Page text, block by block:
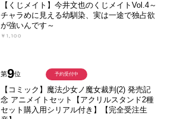
【くじメイト】今井文也のくじメイトVol.4～
チャラめに見える幼馴染、実は一途で独占欲
が強いんです～
￥1,100
第9位
【コミック】魔法少女ノ魔女裁判(2) 発売記
念 アニメイトセット【アクリルスタンド2種
セット購入用シリアル付き】【完全受注生
予約受付中